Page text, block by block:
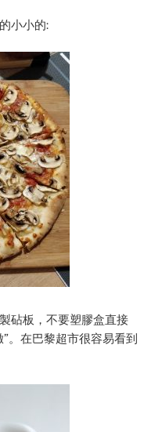
小小的:
砧板，不要塑膠盒直接
。在巴黎超市很容易看到